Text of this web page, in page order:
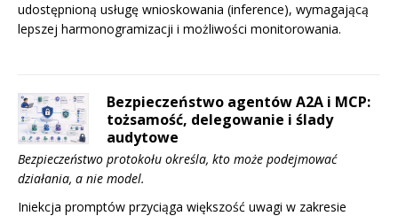
udostępnioną usługę wnioskowania (inference), wymagającą
lepszej harmonogramizacji i możliwości monitorowania.
Bezpieczeństwo agentów A2A i MCP:
tożsamość, delegowanie i ślady
audytowe
Bezpieczeństwo protokołu określa, kto może podejmować
działania, a nie model.
Iniekcja promptów przyciąga większość uwagi w zakresie